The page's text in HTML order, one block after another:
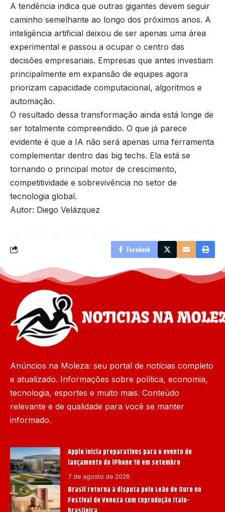
A tendência indica que outras gigantes devem seguir
caminho semelhante ao longo dos próximos anos. A
inteligência artificial deixou de ser apenas uma área
experimental e passou a ocupar o centro das
decisões empresariais. Empresas que antes investiam
principalmente em expansão de equipes agora
priorizam capacidade computacional, algoritmos e
automação.
O resultado dessa transformação ainda está longe de
ser totalmente compreendido. O que já parece
evidente é que a IA não será apenas uma ferramenta
complementar dentro das big techs. Ela está se
tornando o principal motor de crescimento,
competitividade e sobrevivência no setor de
tecnologia global.
Autor: Diego Velázquez
Facebook
Anúncios na Moleza: seu portal de notícias completo
e atualizado. Informações sobre política, economia,
tecnologia, esportes e muito mais. Conteúdo
relevante e de qualidade para você se manter
informado.
Apple inicia preparativos para o evento de
lançamento do iPhone 18 em setembro
7 de agosto de 2026
Brasil retorna à disputa pelo Leão de Ouro no
Festival de Veneza com coprodução ítalo-